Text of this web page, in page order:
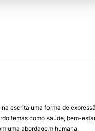
escrita uma forma de
temas como saúde, bem-
uma abordagem humana.